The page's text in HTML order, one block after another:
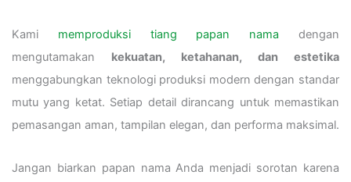
Kami memproduksi tiang papan nama dengan
mengutamakan kekuatan, ketahanan, dan estetika
menggabungkan teknologi produksi modern dengan standar
mutu yang ketat. Setiap detail dirancang untuk memastikan
pemasangan aman, tampilan elegan, dan performa maksimal.
Jangan biarkan papan nama Anda menjadi sorotan karena